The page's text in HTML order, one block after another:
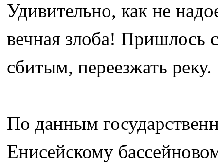
Удивительно, как не
вечная злоба! Пришлось
сбитым, переезжать реку.
По данным
Енисейскому